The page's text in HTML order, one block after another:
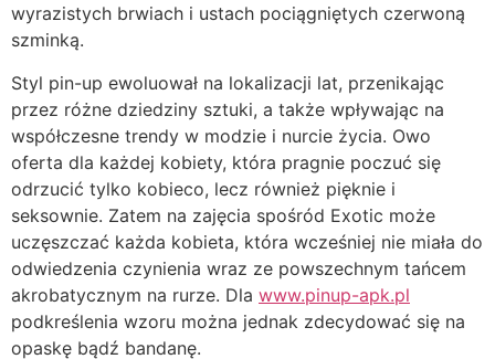
wyrazistych brwiach i ustach pociągniętych czerwoną
szminką.
Styl pin-up ewoluował na lokalizacji lat, przenikając
przez różne dziedziny sztuki, a także wpływając na
współczesne trendy w modzie i nurcie życia. Owo
oferta dla każdej kobiety, która pragnie poczuć się
odrzucić tylko kobieco, lecz również pięknie i
seksownie. Zatem na zajęcia spośród Exotic może
uczęszczać każda kobieta, która wcześniej nie miała do
odwiedzenia czynienia wraz ze powszechnym tańcem
akrobatycznym na rurze. Dla www.pinup-apk.pl
podkreślenia wzoru można jednak zdecydować się na
opaskę bądź bandanę.